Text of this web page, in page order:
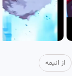
انیمه ناروتو Naruto قسمت 153
از انیمه